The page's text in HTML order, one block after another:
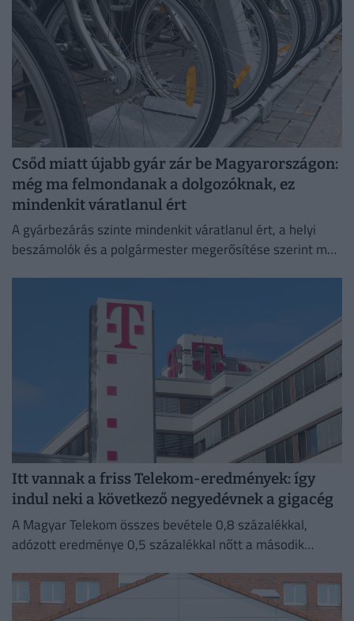
Csőd miatt újabb gyár zár be Magyarországon:
még ma felmondanak a dolgozóknak, ez
mindenkit váratlanul ért
A gyárbezárás szinte mindenkit váratlanul ért, a helyi
beszámolók és a polgármester megerősítése szerint még
Itt vannak a friss Telekom-eredmények: így
indul neki a következő negyedévnek a gigacég
A Magyar Telekom összes bevétele 0,8 százalékkal,
adózott eredménye 0,5 százalékkal nőtt a második